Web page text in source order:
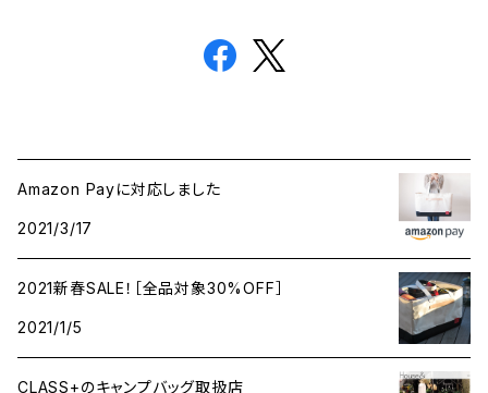
Amazon Payに対応しました
2021/3/17
2021新春SALE！［全品対象30%OFF］
2021/1/5
CLASS+のキャンプバッグ取扱店